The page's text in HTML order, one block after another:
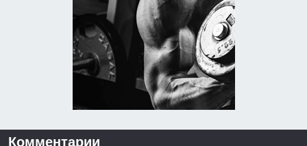
Комментарии